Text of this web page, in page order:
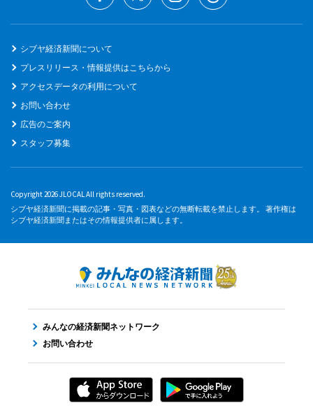
シブヤ経済新聞について
プレスリリース・情報提供はこちらから
アクセスデータの利用について
お問い合わせ
広告のご案内
スタッフ募集
Copyright 2026 JLOCAL All rights reserved.
シブヤ経済新聞に掲載の記事・写真・図表などの無断転載を禁止します。 著作権は
シブヤ経済新聞またはその情報提供者に属します。
みんなの経済新聞ネットワーク
お問い合わせ